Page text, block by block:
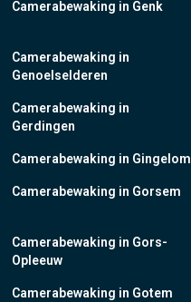
Camerabewaking in Genk
Camerabewaking in
Genoelselderen
Camerabewaking in
Gerdingen
Camerabewaking in Gingelom
Camerabewaking in Gorsem
Camerabewaking in Gors-
Opleeuw
Camerabewaking in Gotem